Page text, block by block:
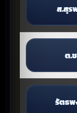
ส.สุร
ต.
รัตธ